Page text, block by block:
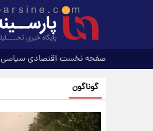
صفحه نخست اقتصادی سیاسی
گوناگون